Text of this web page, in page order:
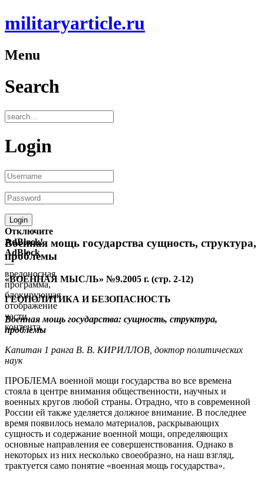
militaryarticle.ru
Menu
Search
Login
Отключите
AdBlock!
AdBlock
—
вредоносная
программа,
блокирующая
отображение
части
контента.
Военная мощь государства сущность, структура,
проблемы
«ВОЕННАЯ МЫСЛЬ» №9.2005 г. (стр. 2-12)
ГЕОПОЛИТИКА И БЕЗОПАСНОСТЬ
Военная мощь государства: сущность, структура,
проблемы
Капитан 1 ранга В. В. КИРИЛЛОВ, доктор политических
наук
ПРОБЛЕМА военной мощи государства во все времена
стояла в центре внимания общественности, научных и
военных кругов любой страны. Отрадно, что в современной
России ей также уделяется должное внимание. В последнее
время появилось немало материалов, раскрывающих
сущность и содержание военной мощи, определяющих
основные направления ее совершенствования. Однако в
некоторых из них несколько своеобразно, на наш взгляд,
трактуется само понятие «военная мощь государства».